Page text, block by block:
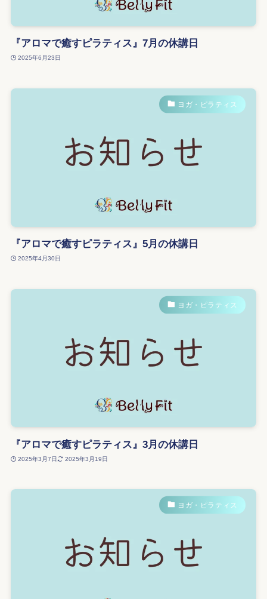
『アロマで癒すピラティス』7月の休講日
2025年6月23日
ヨガ・ピラティス
『アロマで癒すピラティス』5月の休講日
2025年4月30日
ヨガ・ピラティス
『アロマで癒すピラティス』3月の休講日
2025年3月7日 2025年3月19日
ヨガ・ピラティス